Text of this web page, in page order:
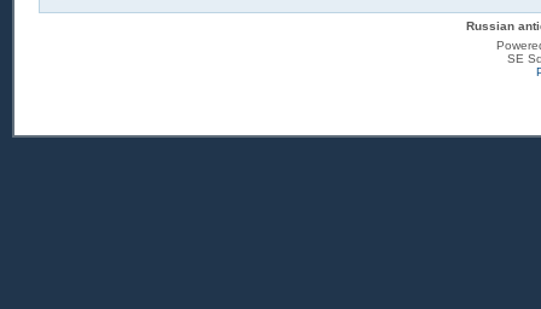
Russian
SE